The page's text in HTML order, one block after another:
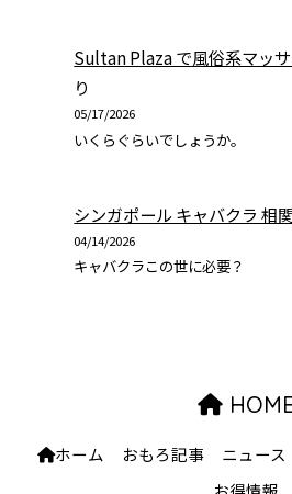
Sultan Plaza で風俗系マッ
り
05/17/2026
いくらぐらいでしょうか。
シンガポール キャバクラ 相
04/14/2026
キャバクラこの世に必要？
ホーム おもろ記事 ニュース